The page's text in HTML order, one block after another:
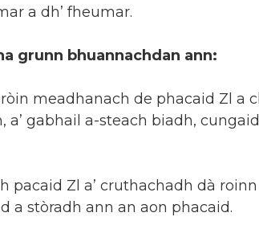
a dh’ fheumar.
grunn bhuannachdan ann:
meadhanach de phacaid Zl a
a’ gabhail a-steach biadh,
pacaid Zl a’ cruthachadh dà
a stòradh ann an aon phacaid.